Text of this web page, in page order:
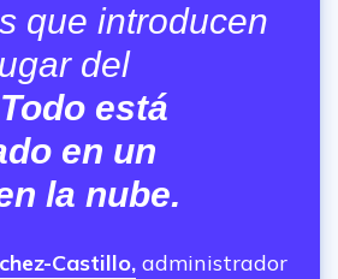
que introducen
del
Todo está
en un
la nube.
Castillo, administrador